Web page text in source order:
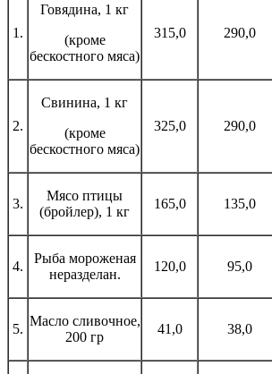
1.
Говядина, 1 кг
(кроме
бескостного мяса)
315,0 290,0
2.
Свинина, 1 кг
(кроме
бескостного мяса)
325,0 290,0
3.
Мясо птицы
(бройлер), 1 кг
165,0 135,0
4.
Рыба мороженая
неразделан.
120,0 95,0
5.
Масло сливочное,
200 гр
41,0 38,0